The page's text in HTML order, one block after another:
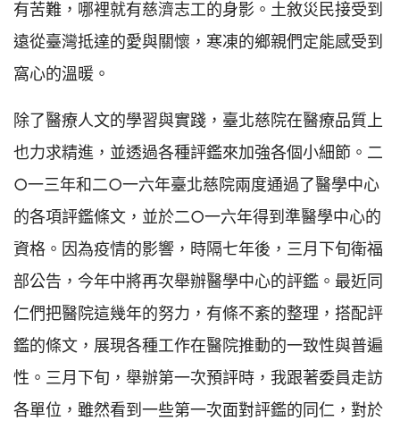
有苦難，哪裡就有慈濟志工的身影。土敘災民接受到
遠從臺灣抵達的愛與關懷，寒凍的鄉親們定能感受到
窩心的溫暖。
除了醫療人文的學習與實踐，臺北慈院在醫療品質上
也力求精進，並透過各種評鑑來加強各個小細節。二
○一三年和二○一六年臺北慈院兩度通過了醫學中心
的各項評鑑條文，並於二○一六年得到準醫學中心的
資格。因為疫情的影響，時隔七年後，三月下旬衛福
部公告，今年中將再次舉辦醫學中心的評鑑。最近同
仁們把醫院這幾年的努力，有條不紊的整理，搭配評
鑑的條文，展現各種工作在醫院推動的一致性與普遍
性。三月下旬，舉辦第一次預評時，我跟著委員走訪
各單位，雖然看到一些第一次面對評鑑的同仁，對於